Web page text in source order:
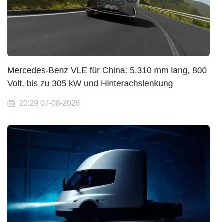
Mercedes-Benz VLE für China: 5.310 mm lang, 800
Volt, bis zu 305 kW und Hinterachslenkung
20:29 07-08-2026